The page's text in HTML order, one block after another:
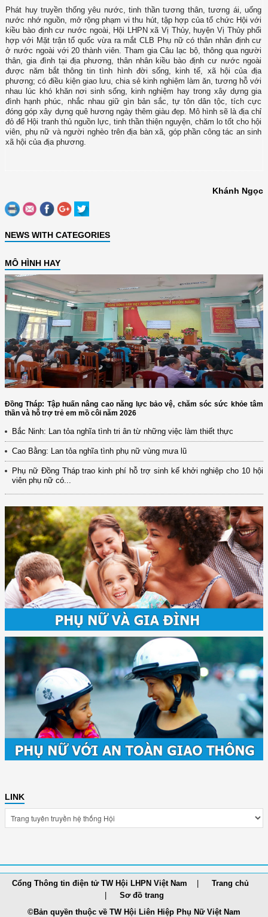
Phát huy truyền thống yêu nước, tinh thần tương thân, tương ái, uống
nước nhớ nguồn, mở rộng phạm vi thu hút, tập hợp của tổ chức Hội với
kiều bào định cư nước ngoài, Hội LHPN xã Vị Thủy, huyện Vị Thủy phối
hợp với Mặt trận tổ quốc vừa ra mắt CLB Phụ nữ có thân nhân định cư
ở nước ngoài với 20 thành viên. Tham gia Câu lạc bộ, thông qua người
thân, gia đình tại địa phương, thân nhân kiều bào định cư nước ngoài
được năm bắt thông tin tình hình đời sống, kinh tế, xã hội của địa
phương; có điều kiện giao lưu, chia sẻ kinh nghiệm làm ăn, tương hỗ với
nhau lúc khó khăn nơi sinh sống, kinh nghiệm hay trong xây dựng gia
đình hạnh phúc, nhắc nhau giữ gìn bản sắc, tự tôn dân tộc, tích cực
đóng góp xây dựng quê hương ngày thêm giàu đẹp. Mô hình sẽ là địa chỉ
đỏ để Hội tranh thủ nguồn lực, tinh thần thiện nguyện, chăm lo tốt cho hội
viên, phụ nữ và người nghèo trên địa bàn xã, góp phần công tác an sinh
xã hội của địa phương.
Khánh Ngọc
NEWS WITH CATEGORIES
MÔ HÌNH HAY
Đồng Tháp: Tập huấn nâng cao năng lực bảo vệ, chăm sóc sức khỏe tâm
thần và hỗ trợ trẻ em mồ côi năm 2026
Bắc Ninh: Lan tỏa nghĩa tình tri ân từ những việc làm thiết thực
Cao Bằng: Lan tỏa nghĩa tình phụ nữ vùng mưa lũ
Phụ nữ Đồng Tháp trao kinh phí hỗ trợ sinh kế khởi nghiệp cho 10 hội
viên phụ nữ có...
LINK
Cổng Thông tin điện tử TW Hội LHPN Việt Nam
Trang chủ
Sơ đồ trang
©Bản quyền thuộc về TW Hội Liên Hiệp Phụ Nữ Việt Nam